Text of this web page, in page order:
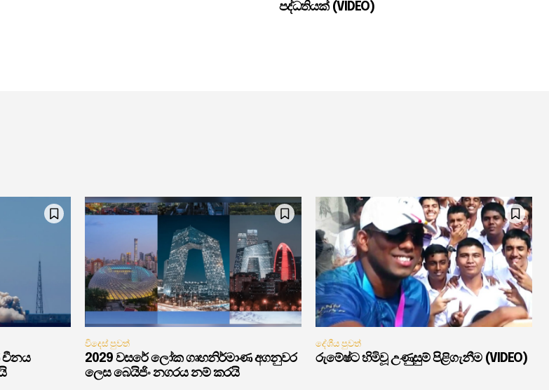
පද්ධතියක් (VIDEO)
චීනය
විදෙස් පුවත්
2029 වසරේ ලෝක ගෘහනිර්මාණ අගනුවර
ලෙස බෙයිජිං නගරය නම් කරයි
දේශීය පුවත්
රුමේෂ්ට හිමිවූ උණුසුම් පිළිගැනීම (VIDEO)